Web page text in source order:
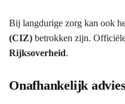
Bij langdurige zorg kan ook
(CIZ) betrokken zijn.
Rijksoverheid.
Onafhankelijk